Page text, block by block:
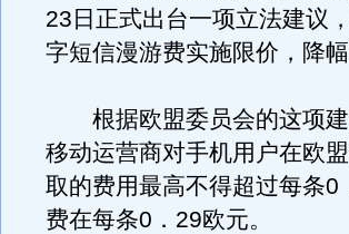
23日正式出台一项立法建议
字短信漫游费实施限价，降幅
根据欧盟委员会的这项建
移动运营商对手机用户在欧
取的费用最高不得超过每条
费在每条0．29欧元。